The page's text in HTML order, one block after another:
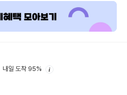
내일 도착 95%